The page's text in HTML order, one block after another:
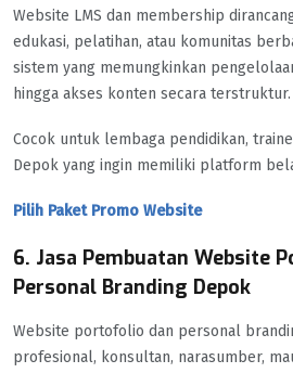
Website LMS dan membership
edukasi, pelatihan, atau komunitas
sistem yang memungkinkan
hingga akses konten secara terstruktur.
Cocok untuk lembaga pendidikan,
Depok yang ingin memiliki platform
Pilih Paket Promo Website
6. Jasa Pembuatan Website
Personal Branding Depok
Website portofolio dan personal
profesional, konsultan, narasumber,